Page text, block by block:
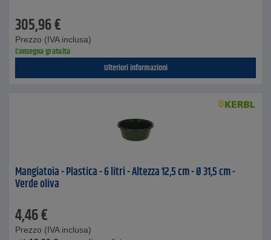
305,96€
Prezzo (IVA inclusa)
Consegna gratuita
Ulteriori informazioni
Mangiatoia - Plastica - 6 litri - Altezza 12,5 cm - Ø 31,5 cm -
Verde oliva
4,46€
Prezzo (IVA inclusa)